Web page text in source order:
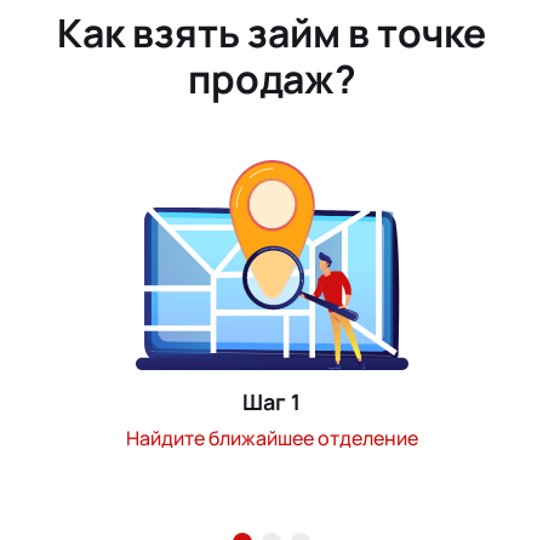
Как взять займ в точке
продаж?
Шаг 1
Найдите ближайшее отделение